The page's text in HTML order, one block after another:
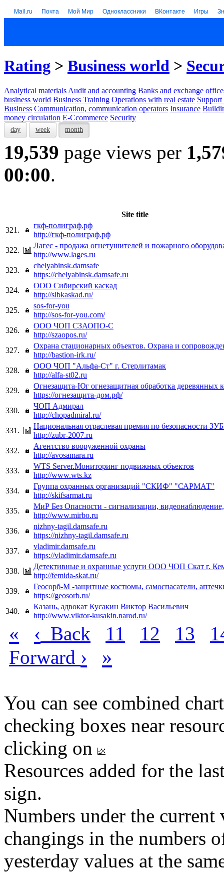
Mail.ru Почта Мой Мир Одноклассники ВКонтакте Игры
Rating > Business world >
Analytical materials Audit and accounting Banks and exchange
business world Business Training Operations with real estate Support
Business Communication, communication operators Insurance
money circulation E-Ccommerce Security
day week month
19,539 page views per
00:00.
Site title
321.
гкф-полиграф.рф
http://гкф-полиграф.рф
322.
Лагес - продажа огнетушителей и пожарного
http://www.lages.ru
323.
chelyabinsk.damsafe
https://chelyabinsk.damsafe.ru
324.
ООО Сибирский каскад
http://sibkaskad.ru/
325.
sos-for-you
http://sos-for-you.com/
326.
ООО ЧОП СЗАОПО-С
http://szaopos.ru/
327.
Охрана стационарных объектов. Охрана и
http://bastion-irk.ru/
328.
ООО ЧОП "Альфа-Ст" г. Стерлитамак
http://alfa-st02.ru
329.
Огнезащита-Юг огнезащитная обработка деревянных
https://огнезащита-дом.рф/
330.
ЧОП Адмирал
http://chopadmiral.ru/
331.
Национальная отраслевая премия по безопасности
http://zubr-2007.ru
332.
Агентство вооруженной охраны
http://avosamara.ru
333.
WTS Server.Мониторинг подвижных объектов
http://www.wts.kz
334.
Группа охранных организаций "СКИФ" "САРМАТ"
http://skifsarmat.ru
335.
МиР Без Опасности - сигнализации,
http://www.mirbo.ru
336.
nizhny-tagil.damsafe.ru
https://nizhny-tagil.damsafe.ru
337.
vladimir.damsafe.ru
https://vladimir.damsafe.ru
338.
Детективные и охранные услуги ООО ЧОП Скат г.
http://femida-skat.ru/
339.
Геосорб-М -защитные костюмы, самоспасатели,
https://geosorb.ru/
340.
Казань, адвокат Кусакин Виктор Васильевич
http://www.viktor-kusakin.narod.ru/
« ‹ Back 11 12 13
Forward › »
You can see combined
checking boxes near
clicking on
Resources added for the
sign.
Numbers under the
changings in the numbers
yesterday values at the